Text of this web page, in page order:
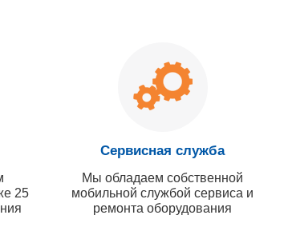
25
Сервисная служба
Мы обладаем собственной
мобильной службой сервиса и
ремонта оборудования